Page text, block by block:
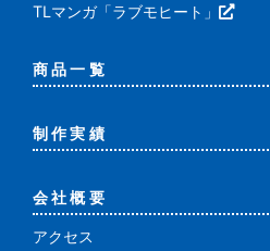
TLマンガ「ラブモヒート」
商品一覧
制作実績
会社概要
アクセス